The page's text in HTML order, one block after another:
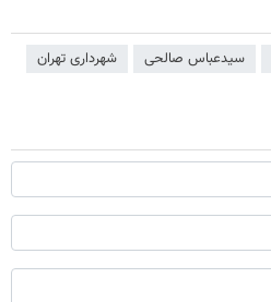
سیدعباس صالحی شهرداری تهران